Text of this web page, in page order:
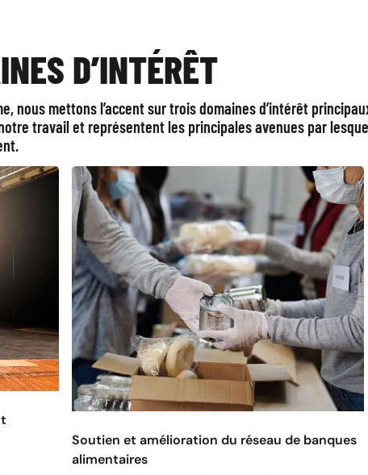
D’INTÉRÊT
nous mettons l’accent sur trois domaines d’intérêt
travail et représentent les principales avenues par
Soutien et amélioration du réseau de banques
alimentaires